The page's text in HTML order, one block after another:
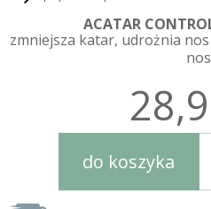
ACATAR
zmniejsza katar, udrożnia
nos
do koszyka